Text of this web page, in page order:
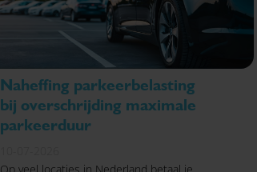
Naheffing parkeerbelasting
bij overschrijding maximale
parkeerduur